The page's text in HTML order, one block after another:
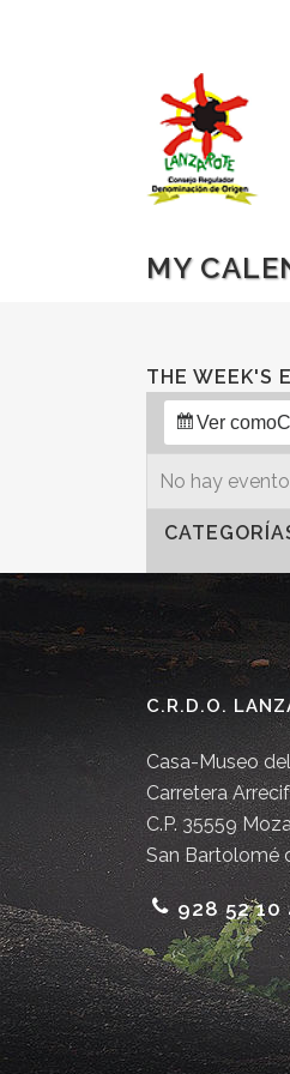
MY
THE WEEK'S
Ver como
No hay
C.R.D.O.
Casa-Museo
Carretera
C.P. 35559
San Bartolomé
928 52 10